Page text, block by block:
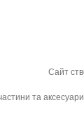
Сайт